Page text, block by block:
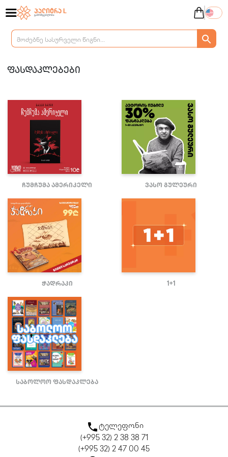
ფასდაკლებები
ჩუმჩუმა ამერიკელი ვასო გულეური
ჭადრაკი 1+1
საბოლოო ფასდაკლება
ტელეფონი
(+995 32) 2 38 38 71
(+995 32) 2 47 00 45